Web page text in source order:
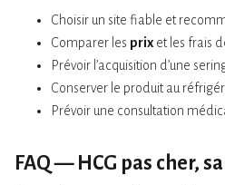
Choisir un site fiable et
Comparer les prix et les frais
Prévoir l’acquisition d’une
Conserver le produit au
Prévoir une consultation
FAQ — HCG pas cher,